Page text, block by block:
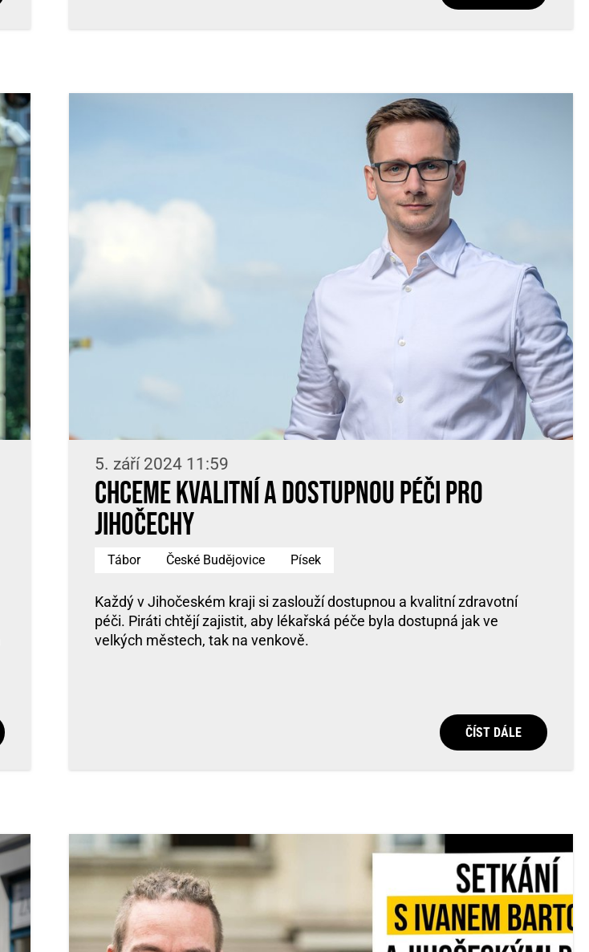
5. září 2024 11:59
Chceme kvalitní a dostupnou péči pro
Jihočechy
Tábor České Budějovice Písek
Každý v Jihočeském kraji si zaslouží dostupnou a kvalitní zdravotní
péči. Piráti chtějí zajistit, aby lékařská péče byla dostupná jak ve
velkých městech, tak na venkově.
ČÍST DÁLE